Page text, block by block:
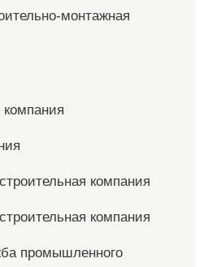
монтажная
компания
компания
промышленного